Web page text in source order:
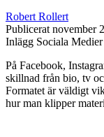
Robert Rollert
Publicerat november
Inlägg Sociala Medier
På Facebook,
skillnad från bio, tv
Formatet är väldigt
hur man klipper